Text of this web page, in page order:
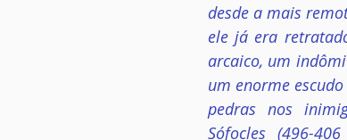
desde a mais
ele já era
arcaico, um
um enorme
pedras nos
Sófocles (496-